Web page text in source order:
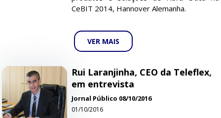
CeBIT 2014, Hannover Alemanha.
VER MAIS
Rui Laranjinha, CEO da Teleflex,
em entrevista
Jornal Público 08/10/2016
01/10/2016